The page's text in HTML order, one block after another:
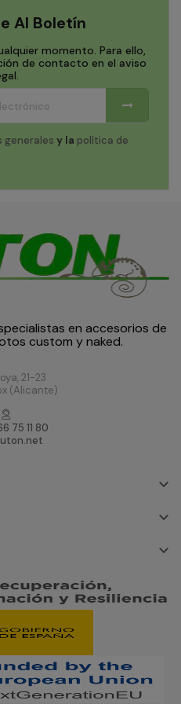
Al Boletín
momento. Para ello,
de contacto en el aviso
generales y la política de
en accesorios de
custom y naked.
21-23
(Alicante)
75 11 80


